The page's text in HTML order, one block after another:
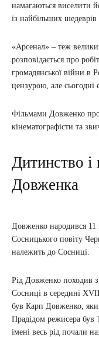
намагаються виселити
із найбільших шедеврів
«Арсенал» – теж
розповідається про
громадянської війни в
цензурою, але сьогодні
Фільмами Довженко
кінематографісти та
Дитинство і
Довженка
Довженко народився 11
Сосницького повіту
належить до Сосниці.
Рід Довженко походив
Сосниці в середині
був Карп Довженко,
Прадідом режисера
імені весь рід почали